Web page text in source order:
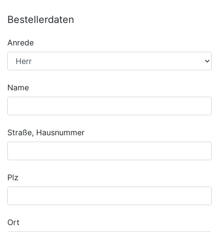
Bestellerdaten
Anrede
Name
Straße, Hausnummer
Plz
Ort